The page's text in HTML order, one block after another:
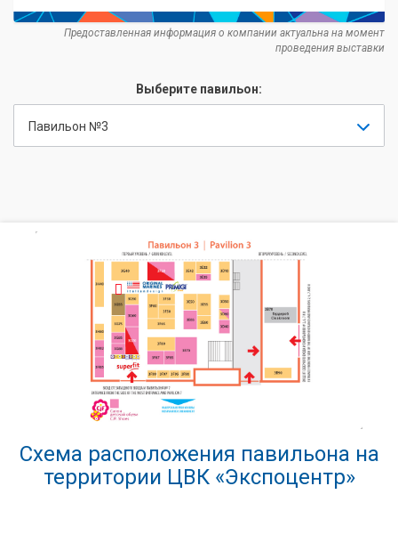
Предоставленная информация о компании актуальна на момент
проведения выставки
Выберите павильон:
Павильон №3
Схема расположения павильона на
территории ЦВК «Экспоцентр»